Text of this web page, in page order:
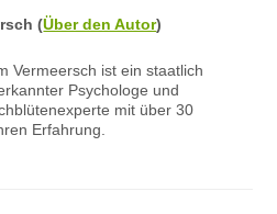
(Über den Autor)
Vermeersch ist ein staatlich
Psychologe und
mit über 30
Erfahrung.